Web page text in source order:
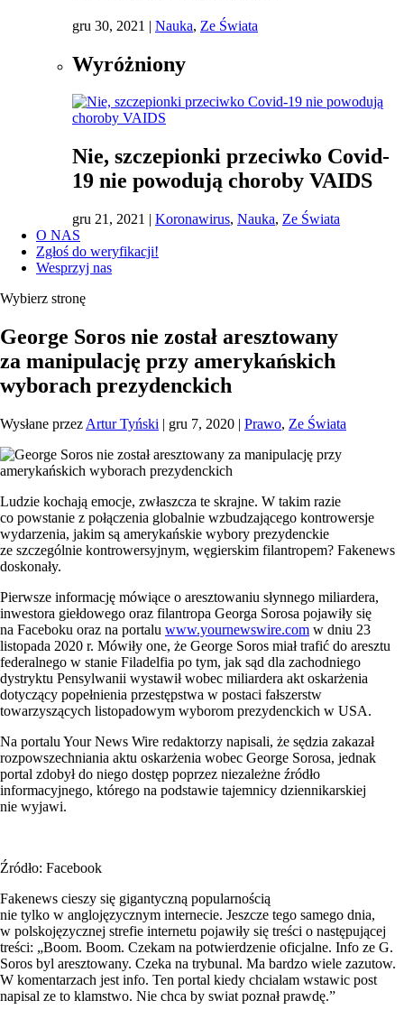
gru 30, 2021 | Nauka, Ze Świata
Wyróżniony
Nie, szczepionki przeciwko Covid-
19 nie powodują choroby VAIDS
gru 21, 2021 | Koronawirus, Nauka, Ze Świata
O NAS
Zgłoś do weryfikacji!
Wesprzyj nas
Wybierz stronę
George Soros nie został aresztowany
za manipulację przy amerykańskich
wyborach prezydenckich
Wysłane przez Artur Tyński | gru 7, 2020 | Prawo, Ze Świata
Ludzie kochają emocje, zwłaszcza te skrajne. W takim razie
co powstanie z połączenia globalnie wzbudzającego kontrowersje
wydarzenia, jakim są amerykańskie wybory prezydenckie
ze szczególnie kontrowersyjnym, węgierskim filantropem? Fakenews
doskonały.
Pierwsze informację mówiące o aresztowaniu słynnego miliardera,
inwestora giełdowego oraz filantropa Georga Sorosa pojawiły się
na Faceboku oraz na portalu www.yournewswire.com w dniu 23
listopada 2020 r. Mówiły one, że George Soros miał trafić do aresztu
federalnego w stanie Filadelfia po tym, jak sąd dla zachodniego
dystryktu Pensylwanii wystawił wobec miliardera akt oskarżenia
dotyczący popełnienia przestępstwa w postaci fałszerstw
towarzyszących listopadowym wyborom prezydenckich w USA.
Na portalu Your News Wire redaktorzy napisali, że sędzia zakazał
rozpowszechniania aktu oskarżenia wobec George Sorosa, jednak
portal zdobył do niego dostęp poprzez niezależne źródło
informacyjnego, którego na podstawie tajemnicy dziennikarskiej
nie wyjawi.
Źródło: Facebook
Fakenews cieszy się gigantyczną popularnością
nie tylko w anglojęzycznym internecie. Jeszcze tego samego dnia,
w polskojęzycznej strefie internetu pojawiły się treści o następującej
treści: „Boom. Boom. Czekam na potwierdzenie oficjalne. Info ze G.
Soros byl aresztowany. Czeka na trybunal. Ma bardzo wiele zazutow.
W komentarzach jest info. Ten portal kiedy chcialam wstawic post
napisal ze to klamstwo. Nie chca by swiat poznał prawdę.”